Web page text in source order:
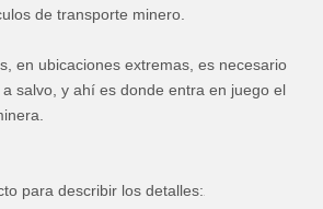
de transporte minero.
en ubicaciones extremas, es necesario
salvo, y ahí es donde entra en juego el
para describir los detalles: